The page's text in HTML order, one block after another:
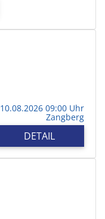
10.08.2026 09:00 Uhr
Zangberg
DETAIL